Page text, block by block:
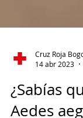
Cruz Roja
14 abr 2023